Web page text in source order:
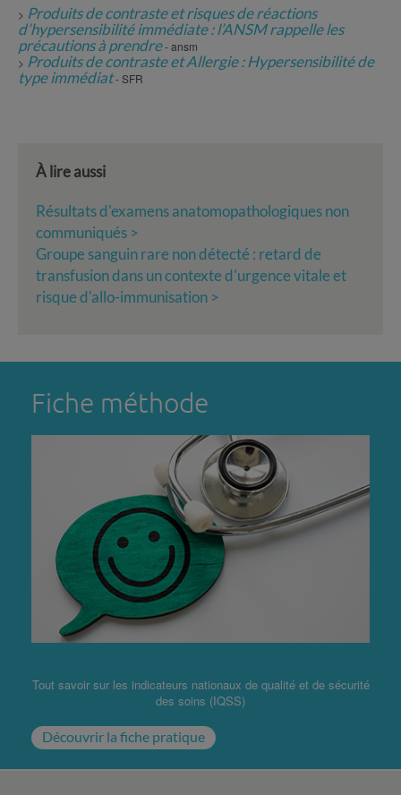
> Produits de contraste et risques de réactions
d’hypersensibilité immédiate : l’ANSM rappelle les
précautions à prendre- ansm
> Produits de contraste et Allergie : Hypersensibilité de
type immédiat- SFR
À lire aussi
Résultats d'examens anatomopathologiques non
communiqués >
Groupe sanguin rare non détecté : retard de
transfusion dans un contexte d'urgence vitale et
risque d'allo-immunisation >
Fiche méthode
Tout savoir sur les indicateurs nationaux de qualité et de sécurité
des soins (IQSS)
Découvrir la fiche pratique